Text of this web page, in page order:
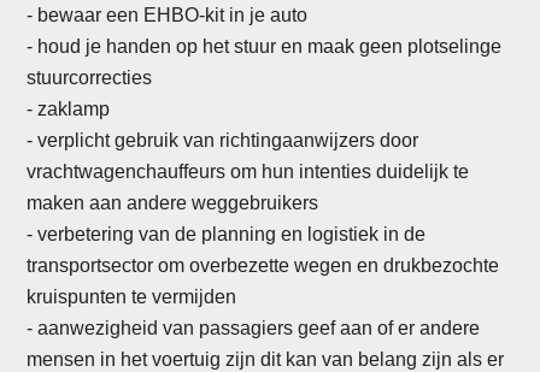
- bewaar een EHBO-kit in je auto
- houd je handen op het stuur en maak geen plotselinge
stuurcorrecties
- zaklamp
- verplicht gebruik van richtingaanwijzers door
vrachtwagenchauffeurs om hun intenties duidelijk te
maken aan andere weggebruikers
-verbetering van de planning en logistiek in de
transportsector om overbezette wegen en drukbezochte
kruispunten te vermijden
- aanwezigheid van passagiers geef aan of er andere
mensen in het voertuig zijn dit kan van belang zijn als er